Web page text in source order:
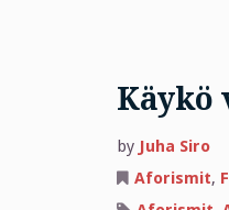
Käykö
by Juha Siro
Aforismit,